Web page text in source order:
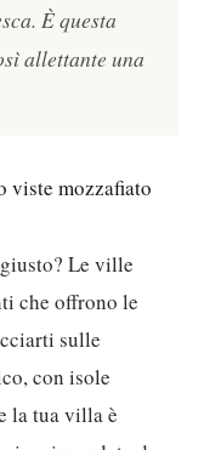
È questa
allettante una
viste mozzafiato
Le ville
che offrono le
sulle
con isole
la tua villa è